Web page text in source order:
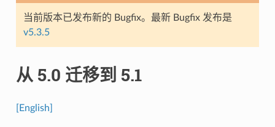
当前版本已发布新的 Bugfix。最新 Bugfix 发布是
v5.3.5
从 5.0 迁移到 5.1
[English]